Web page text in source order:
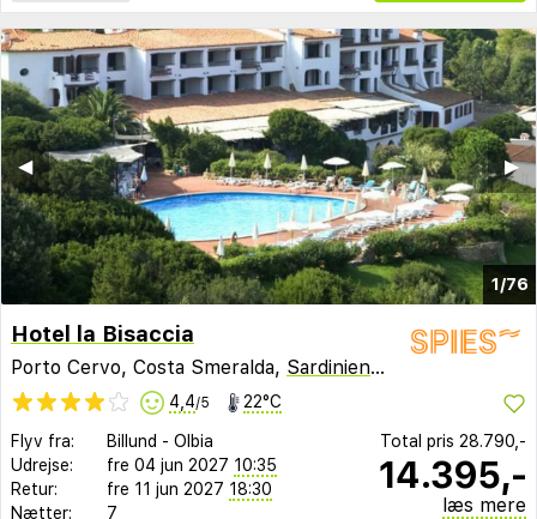
1/76
▶︎
◀︎
Hotel la Bisaccia
Porto Cervo, Costa Smeralda, Sardinien,Italien
4,4/5 22°C
Flyv fra: Billund - Olbia
Udrejse:
fre 04 jun 2027 10:35
Retur:
fre 11 jun 2027 18:30
Nætter:
7
Total pris 28.790,-
14.395,-
læs mere